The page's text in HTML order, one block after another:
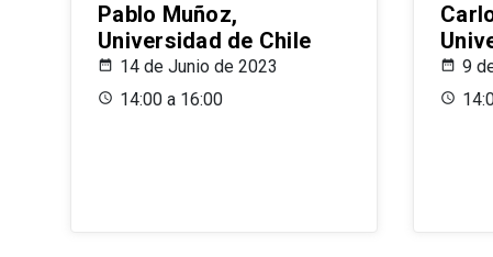
Pablo Muñoz,
Universidad de Chile
14 de Junio de 2023
14:00 a 16:00
9